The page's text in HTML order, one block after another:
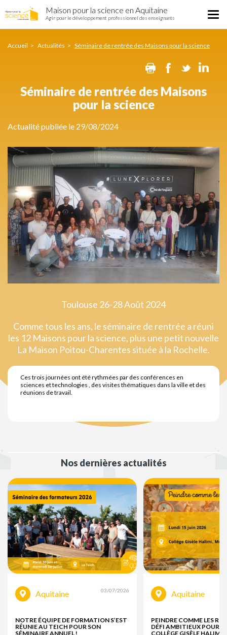
Séminaire
de
Maisons
au
Maison pour la science en Aquitaine
Agir pour le développement professionnel des enseignants
Accueil Actualités Séminaire de rentrée des Maisons pour la science
PrintFacebook
Séminaire de rentrée des Maisons
pour la science
Actualité publiée le 29/08/2024
Toulouse 26-28 Août 2024
Comme tous les ans, le séminaire de rentrée a réuni
les 12 Maisons pour la science, plus une petit nouvelle
La Maison Poitou-Charentes située à la Rochelle.
Ces trois journées ont été rythmées par des conférences en
sciences et technologies , des visites thématiques dans la ville et des
réunions de travail.
Nos dernières actualités
Aquitaine 03/07/2026
NOTRE ÉQUIPE DE FORMATION S’EST
RÉUNIE AU TEICH POUR SON
SÉMINAIRE ANNUEL !
Aquitaine
PEINDRE COMME LES
DÉFI AMBITIEUX POUR
COLLÈGE GISÈLE HALIMI